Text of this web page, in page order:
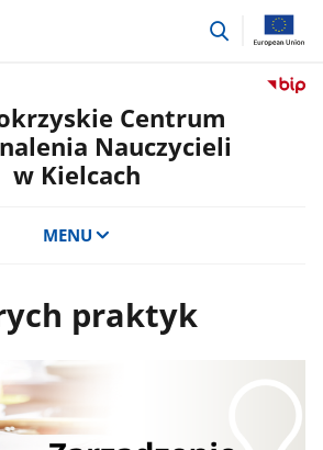
przejdź
Przejdź
Centrum
Nauczycieli
w Kielcach
MENU
praktyk